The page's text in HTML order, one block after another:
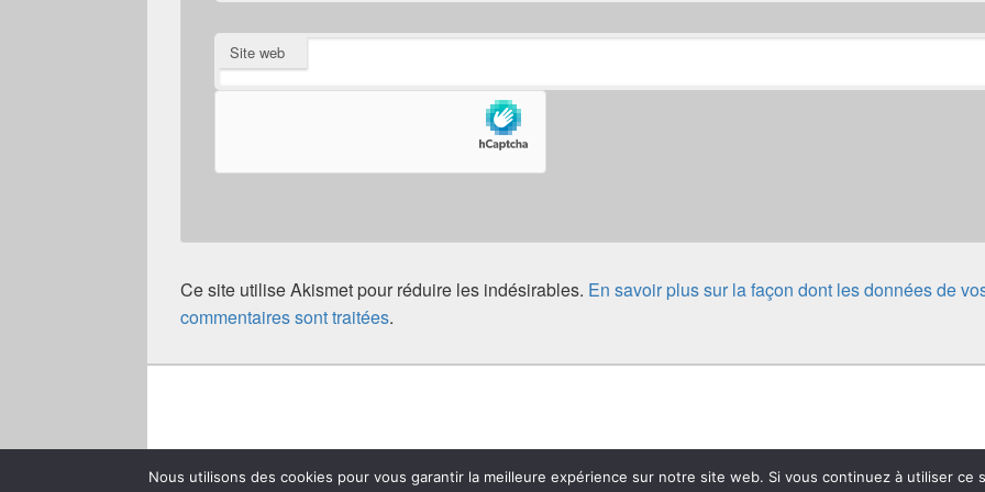
Site web
Ce site utilise Akismet pour réduire les indésirables. En savoir plus sur la façon dont les données de
commentaires sont traitées.
Copyright © 2026 JKCF . Tous droits réservés.Politique de confidentialité
Nous utilisons des cookies pour vous garantir la meilleure expérience sur notre site web. Si vous continuez à utiliser